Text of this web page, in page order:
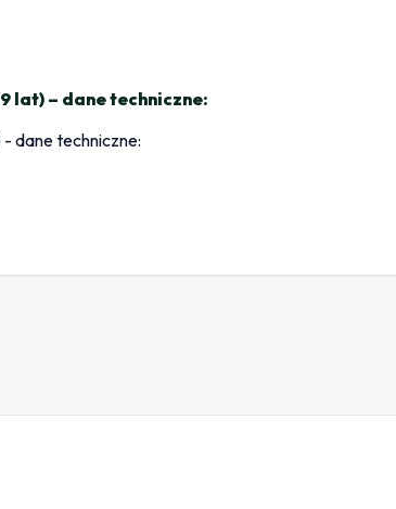
lat) – dane techniczne: